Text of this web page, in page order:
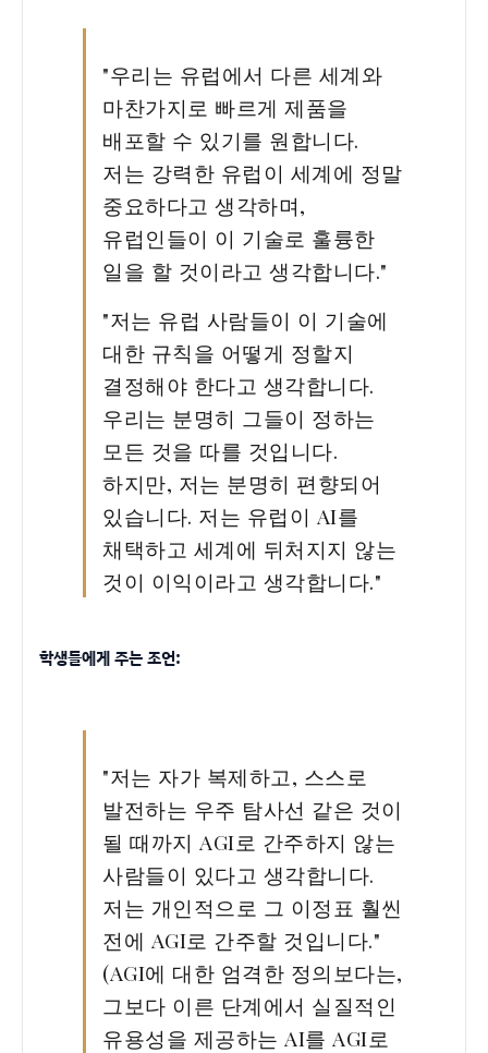
"우리는 유럽에서 다른 세계와
마찬가지로 빠르게 제품을
배포할 수 있기를 원합니다.
저는 강력한 유럽이 세계에 정말
중요하다고 생각하며,
유럽인들이 이 기술로 훌륭한
일을 할 것이라고 생각합니다."
"저는 유럽 사람들이 이 기술에
대한 규칙을 어떻게 정할지
결정해야 한다고 생각합니다.
우리는 분명히 그들이 정하는
모든 것을 따를 것입니다.
하지만, 저는 분명히 편향되어
있습니다. 저는 유럽이 AI를
채택하고 세계에 뒤처지지 않는
것이 이익이라고 생각합니다."
학생들에게 주는 조언:
"저는 자가 복제하고, 스스로
발전하는 우주 탐사선 같은 것이
될 때까지 AGI로 간주하지 않는
사람들이 있다고 생각합니다.
저는 개인적으로 그 이정표 훨씬
전에 AGI로 간주할 것입니다."
(AGI에 대한 엄격한 정의보다는,
그보다 이른 단계에서 실질적인
유용성을 제공하는 AI를 AGI로